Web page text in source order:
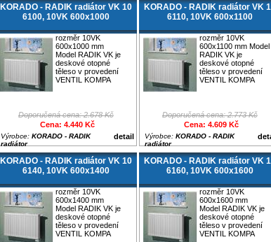
KORADO - RADIK radiátor VK 10
6100, 10VK 600x1000
rozměr 10VK
600x1000 mm
Model RADIK VK je
deskové otopné
těleso v provedení
VENTIL KOMPA
Doporučená cena: 2.678 Kč
Cena: 4.440 Kč
detail
Výrobce: KORADO - RADIK
radiátor
KORADO - RADIK radiátor VK
6110, 10VK 600x1100
rozměr 10VK
600x1100 mm Model
RADIK VK je
deskové otopné
těleso v provedení
VENTIL KOMPA
Doporučená cena: 2.773 Kč
Cena: 4.609 Kč
Výrobce: KORADO - RADIK
radiátor
KORADO - RADIK radiátor VK 10
6140, 10VK 600x1400
rozměr 10VK
600x1400 mm
Model RADIK VK je
deskové otopné
těleso v provedení
VENTIL KOMPA
KORADO - RADIK radiátor VK
6160, 10VK 600x1600
rozměr 10VK
600x1600 mm
Model RADIK VK je
deskové otopné
těleso v provedení
VENTIL KOMPA